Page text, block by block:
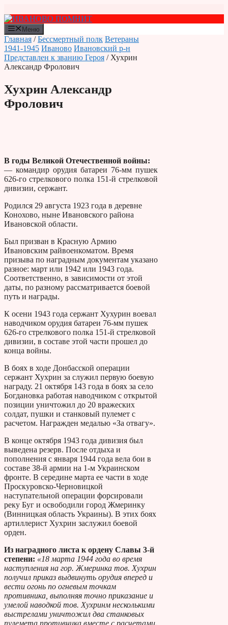
к
содержимому
Меню
Главная /Бессмертный полк Ветераны
1941-1945 Иваново Ивановский р-н
Представлен к званию Героя / Хухрин
Александр Фролович
Хухрин Александр
Фролович
В годы Великой Отечественной войны:
— командир орудия батареи 76-мм пушек
626-го стрелкового полка 151-й стрелковой
дивизии, сержант.
Родился 29 августа 1923 года в деревне
Конохово, ныне Ивановского района
Ивановской области.
Был призван в Красную Армию
Ивановским райвоенкоматом. Время
призыва по наградным документам указано
разное: март или 1942 или 1943 года.
Соответственно, в зависимости от этой
даты, по разному рассматривается боевой
путь и награды.
К осени 1943 года сержант Хухурин воевал
наводчиком орудия батареи 76-мм пушек
626-го стрелкового полка 151-й стрелковой
дивизии, в составе этой части прошел до
конца войны.
В боях в ходе Донбасской операции
сержант Хухрин за служил первую боевую
награду. 21 октября 143 года в боях за село
Богдановка работая наводчиком с открытой
позиции уничтожил до 20 вражеских
солдат, пушки и станковый пулемет с
расчетом. Награжден медалью «За отвагу».
В конце октября 1943 года дивизия был
выведена резерв. После отдыха и
пополнения с января 1944 года вела бои в
составе 38-й армии на 1-м Украинском
фронте. В середине марта ее части в ходе
Проскуровско-Черновицкой
наступательной операции форсировали
реку Буг и освободили город Жмеринку
(Винницкая область Украины). В этих боях
артиллерист Хухрин заслужил боевой
орден.
Из наградного листа к ордену Славы 3-й
степени: «18 марта 1944 года во время
наступления на гор. Жмеринка тов. Хухрин
получил приказ выдвинуть орудия вперед и
вести огонь по огневым точкам
противника, выполняя точно приказание и
умелой наводкой тов. Хухринм несколькими
выстрелами уничтожил два станковых
пулемета противника вместе с расчетами.